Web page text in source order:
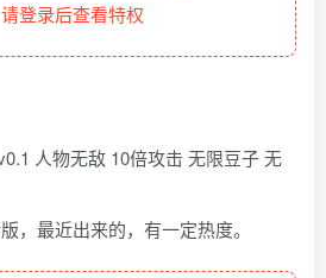
登录后查看特权
人物无敌 10倍攻击 无限豆子 无
，最近出来的，有一定热度。